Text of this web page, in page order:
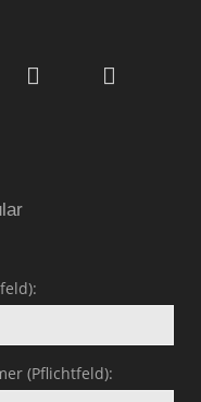
GmbH & Co.KG
(Pflichtfeld):